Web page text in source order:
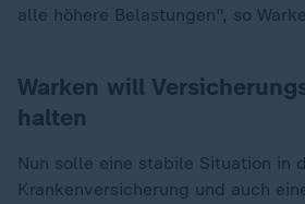
alle höhere Belastungen", so
Warken will
halten
Nun solle eine stabile Situation in
Krankenversicherung und auch